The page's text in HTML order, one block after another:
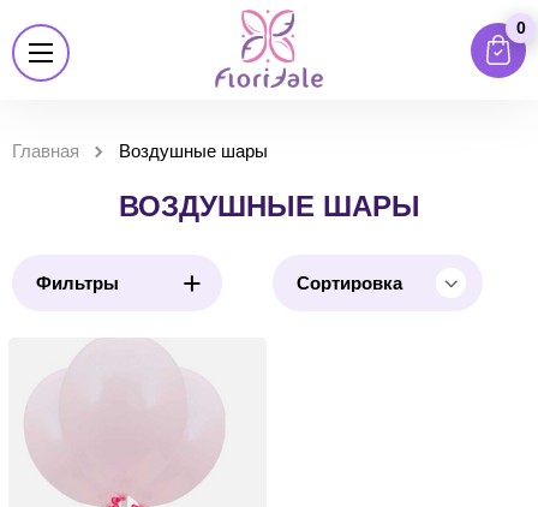
0
Главная Воздушные шары
ВОЗДУШНЫЕ ШАРЫ
Фильтры + Сортировка